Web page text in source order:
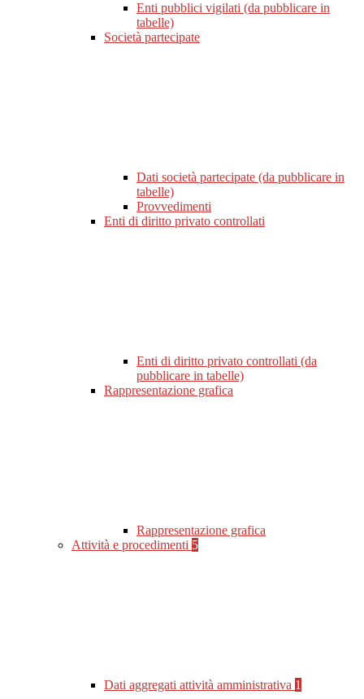
Enti pubblici vigilati (da pubblicare in
tabelle)
Società partecipate
Dati società partecipate (da pubblicare in
tabelle)
Provvedimenti
Enti di diritto privato controllati
Enti di diritto privato controllati (da
pubblicare in tabelle)
Rappresentazione grafica
Rappresentazione grafica
Attività e procedimenti 5
Dati aggregati attività amministrativa 1